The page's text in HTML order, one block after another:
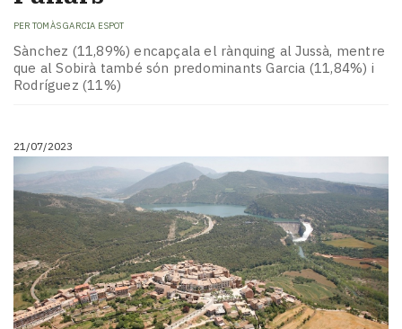
PER TOMÀS GARCIA ESPOT
Sànchez (11,89%) encapçala el rànquing al Jussà, mentre
que al Sobirà també són predominants Garcia (11,84%) i
Rodríguez (11%)
21/07/2023